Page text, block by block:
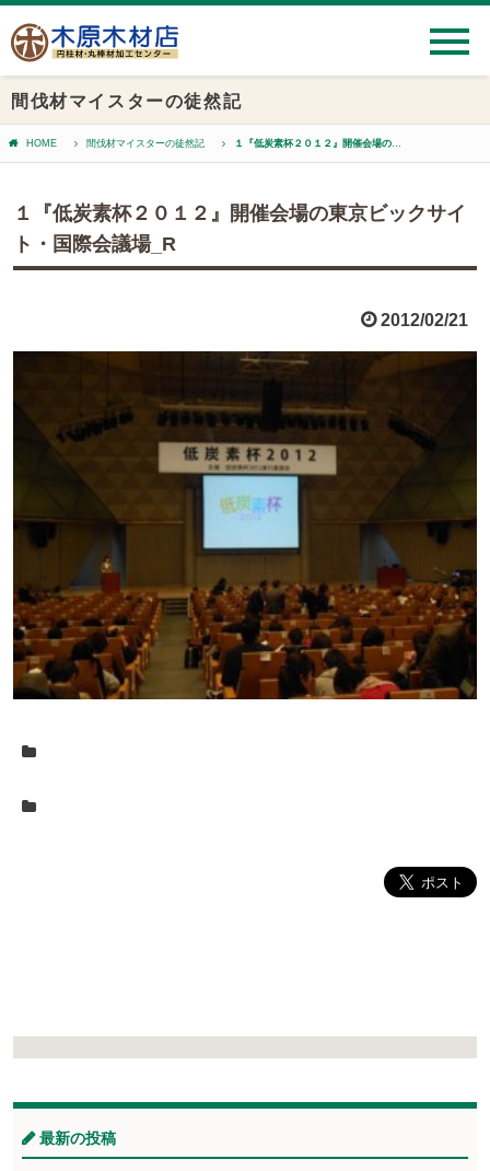
間伐材マイスターの徒然記
HOME 間伐材マイスターの徒然記 １『低炭素杯２０１２』開催会場の東京ビックサイト・国際会議場_R
１『低炭素杯２０１２』開催会場の東京ビックサイ
ト・国際会議場_R
2012/02/21
最新の投稿